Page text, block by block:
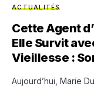
ACTUALITÉS
Cette Agent
Elle Survit
Vieillesse :
Aujourd’hui, Marie